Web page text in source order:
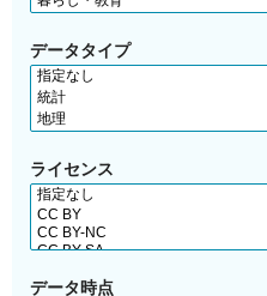
データタイプ
ライセンス
データ時点